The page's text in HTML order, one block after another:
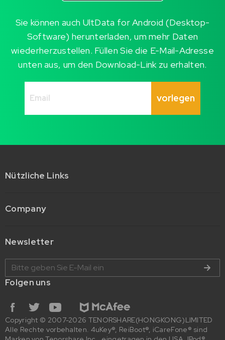
Sie können auch UltData for Android (Desktop-
Software) herunterladen, um mehr Daten
wiederherzustellen. Füllen Sie die E-Mail-Adresse
unten aus, um den Download-Link zu erhalten.
Nützliche Links
Company
Newsletter
Folgen uns
Copyright © 2007-2026 TENORSHARE(HONGKONG)LIMITED
Alle Rechte vorbehalten. 4uKey®, ReiBoot®, iCareFone® sind